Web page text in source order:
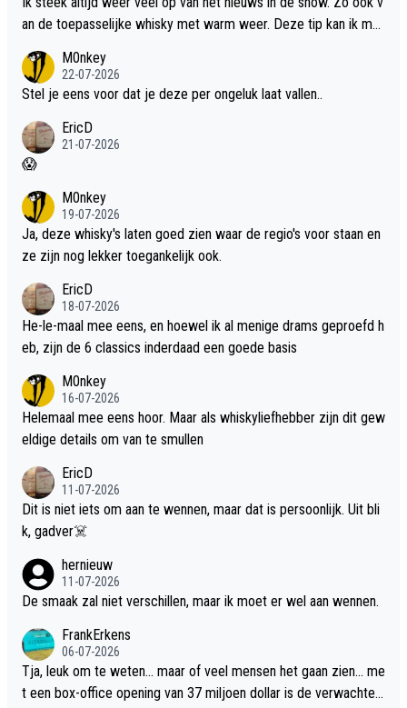
an de toepasselijke whisky met warm weer. Deze tip kan ik met
M0nkey
22-07-2026
Stel je eens voor dat je deze per ongeluk laat vallen..
EricD
21-07-2026
😱
M0nkey
19-07-2026
Ja, deze whisky's laten goed zien waar de regio's voor staan en
ze zijn nog lekker toegankelijk ook.
EricD
18-07-2026
He-le-maal mee eens, en hoewel ik al menige drams geproefd h
eb, zijn de 6 classics inderdaad een goede basis
M0nkey
16-07-2026
Helemaal mee eens hoor. Maar als whiskyliefhebber zijn dit gew
eldige details om van te smullen
EricD
11-07-2026
Dit is niet iets om aan te wennen, maar dat is persoonlijk. Uit bli
k, gadver☠️
hernieuw
11-07-2026
De smaak zal niet verschillen, maar ik moet er wel aan wennen.
FrankErkens
06-07-2026
Tja, leuk om te weten... maar of veel mensen het gaan zien... me
t een box-office opening van 37 miljoen dollar is de verwachte